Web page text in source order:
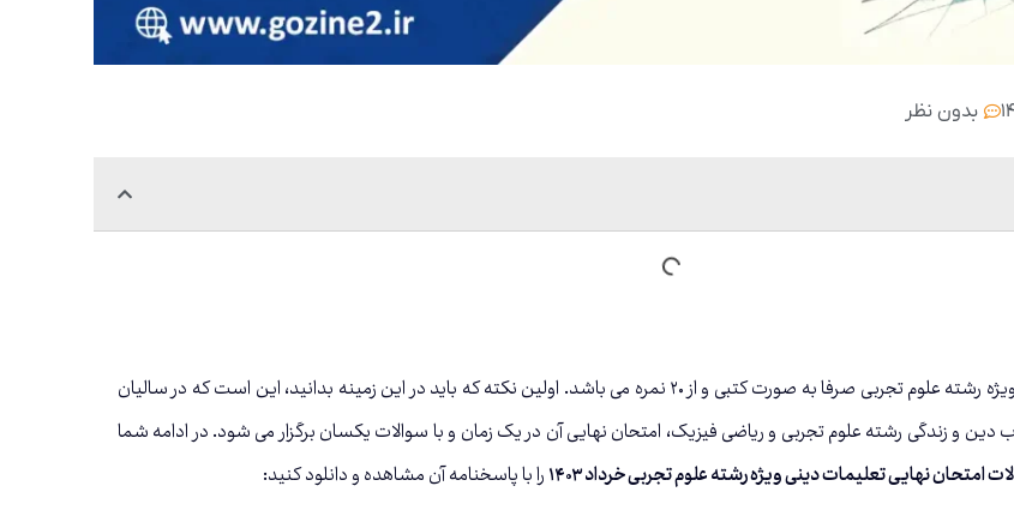
بدون نظر
امتحان نهایی دین و زندگی ۳ ویژه رشته علوم تجربی صرفا به صورت کتبی و از ۲۰ نمره می باشد. اولین نکته که باید در این زمینه بدانید، این است که در سالیان
و زندگی رشته علوم تجربی و ریاضی فیزیک، امتحان نهایی آن در یک زمان و با سوالات یکسان برگزار می شود. در ادامه شما
امتحان نهایی تعلیمات دینی ویژه رشته علوم تجربی خرداد ۱۴۰۳ را با پاسخنامه آن مشاهده و دانلود کنید: